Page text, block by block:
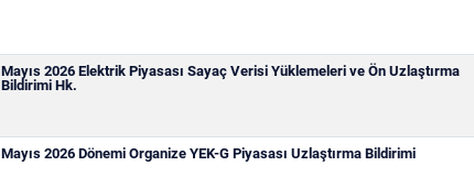
Mayıs 2026 Elektrik Piyasası Sayaç Verisi Yüklemeleri ve Ön Uzlaştırma
Bildirimi Hk.
Mayıs 2026 Dönemi Organize YEK-G Piyasası Uzlaştırma Bildirimi